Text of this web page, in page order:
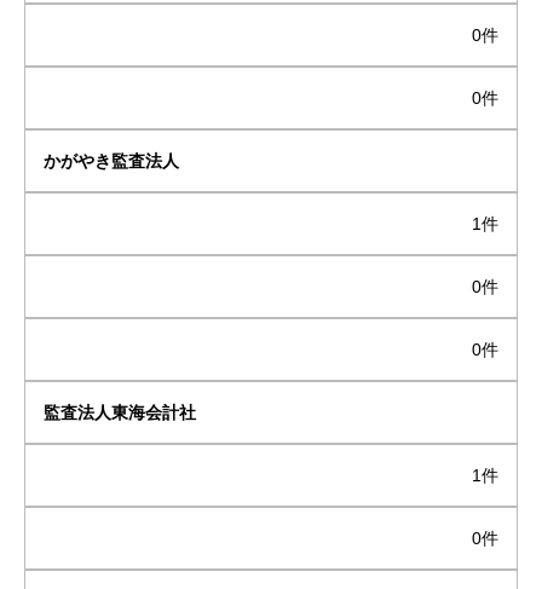
0件
0件
かがやき監査法人
1件
0件
0件
監査法人東海会計社
1件
0件